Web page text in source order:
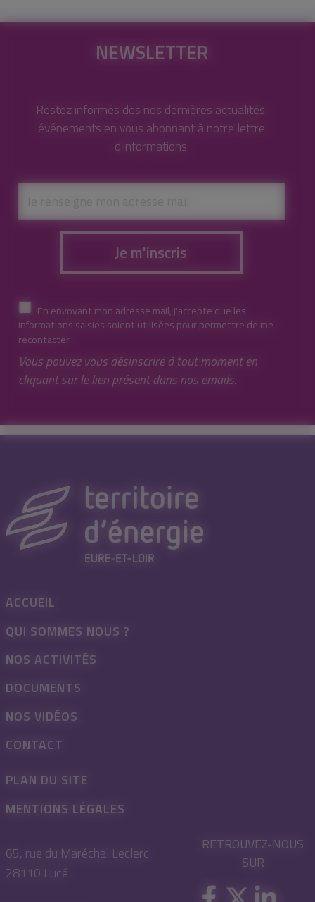
NEWSLETTER
Restez informés des nos dernières actualités,
événements en vous abonnant à notre lettre
d'informations.
Je m'inscris
En envoyant mon adresse mail, j'accepte que les
informations saisies soient utilisées pour permettre de me
recontacter.
Vous pouvez vous désinscrire à tout moment en
cliquant sur le lien présent dans nos emails.
65, rue du Maréchal Leclerc
28110 Lucé
ACCUEIL
QUI SOMMES NOUS ?
NOS ACTIVITÉS
DOCUMENTS
NOS VIDÉOS
CONTACT
PLAN DU SITE
MENTIONS LÉGALES
RETROUVEZ-NOUS
SUR